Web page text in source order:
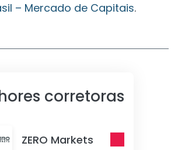
– Mercado de Capitais.
corretoras
ZERO Markets